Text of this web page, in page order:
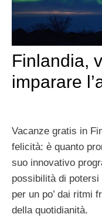
Finlandia,
imparare
Vacanze gratis in
felicità: è quanto
suo innovativo
possibilità di
per un po’ dai ritmi
della quotidianità.